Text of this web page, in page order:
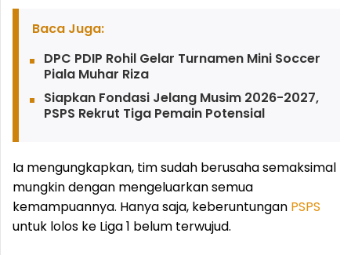
Baca Juga:
DPC PDIP Rohil Gelar Turnamen Mini Soccer
Piala Muhar Riza
Siapkan Fondasi Jelang Musim 2026-2027,
PSPS Rekrut Tiga Pemain Potensial
Ia mengungkapkan, tim sudah berusaha semaksimal
mungkin dengan mengeluarkan semua
kemampuannya. Hanya saja, keberuntungan PSPS
untuk lolos ke Liga 1 belum terwujud.